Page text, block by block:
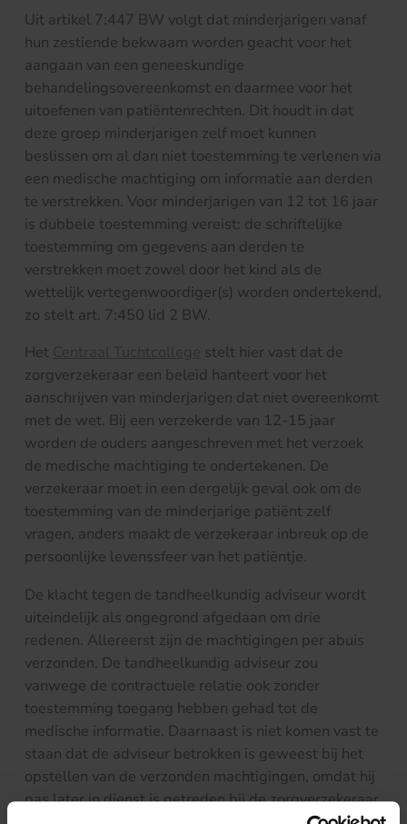
Uit artikel 7:447 BW volgt dat minderjarigen vanaf
hun zestiende bekwaam worden geacht voor het
aangaan van een geneeskundige
behandelingsovereenkomst en daarmee voor het
uitoefenen van patiëntenrechten. Dit houdt in dat
deze groep minderjarigen zelf moet kunnen
beslissen om al dan niet toestemming te verlenen via
een medische machtiging om informatie aan derden
te verstrekken. Voor minderjarigen van 12 tot 16 jaar
is dubbele toestemming vereist: de schriftelijke
toestemming om gegevens aan derden te
verstrekken moet zowel door het kind als de
wettelijk vertegenwoordiger(s) worden ondertekend,
zo stelt art. 7:450 lid 2 BW.
Het Centraal Tuchtcollege stelt hier vast dat de
zorgverzekeraar een beleid hanteert voor het
aanschrijven van minderjarigen dat niet overeenkomt
met de wet. Bij een verzekerde van 12-15 jaar
worden de ouders aangeschreven met het verzoek
de medische machtiging te ondertekenen. De
verzekeraar moet in een dergelijk geval ook om de
toestemming van de minderjarige patiënt zelf
vragen, anders maakt de verzekeraar inbreuk op de
persoonlijke levenssfeer van het patiëntje.
De klacht tegen de tandheelkundig adviseur wordt
uiteindelijk als ongegrond afgedaan om drie
redenen. Allereerst zijn de machtigingen per abuis
verzonden. De tandheelkundig adviseur zou
vanwege de contractuele relatie ook zonder
toestemming toegang hebben gehad tot de
medische informatie. Daarnaast is niet komen vast te
staan dat de adviseur betrokken is geweest bij het
opstellen van de verzonden machtigingen, omdat hij
pas later in dienst is getreden bij de zorgverzekeraar.